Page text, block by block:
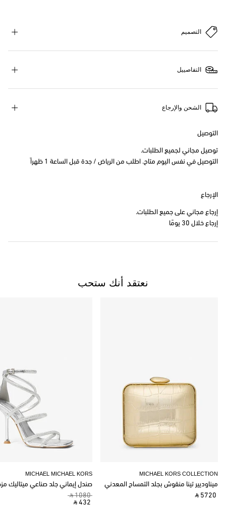
التصميم
التفاصييل
الشحن والإرجاع
التوصيل
توصيل مجاني لجميع الطلبات.
التوصيل في نفس اليوم متاح. اطلب من الرياض / جدة قبل الساعة 1 ظهراً
الإرجاع
إرجاع مجاني على جميع الطلبات.
إرجاع خلال 30 يومًا
نعتقد أنك ستحب
MICHAEL MICHAEL KORS
صندل إيماني جلد صناعي ميتاليك
‎ ⃁ 1080 ‎
‎ ⃁ 432 ‎
MICHAEL KORS COLLECTION
ميناوديير تينا منقوش بجلد التمساح المعدني
‎ ⃁ 5720 ‎